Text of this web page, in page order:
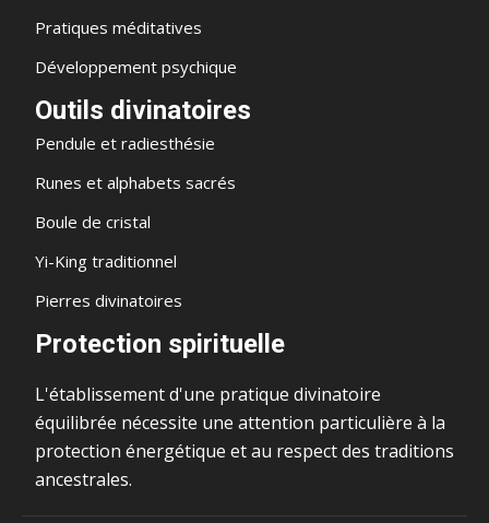
Pratiques méditatives
Développement psychique
Outils divinatoires
Pendule et radiesthésie
Runes et alphabets sacrés
Boule de cristal
Yi-King traditionnel
Pierres divinatoires
Protection spirituelle
L'établissement d'une pratique divinatoire
équilibrée nécessite une attention particulière à la
protection énergétique et au respect des traditions
ancestrales.